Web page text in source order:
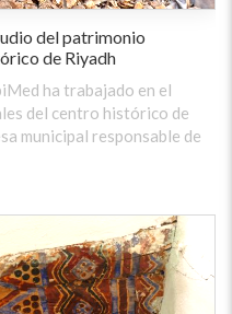
del patrimonio
de Riyadh
ha trabajado en el
del centro histórico de
municipal responsable de